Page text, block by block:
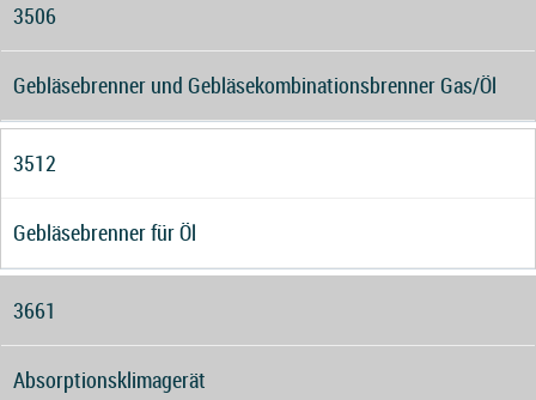
3506
Gebläsebrenner und Gebläsekombinationsbrenner Gas/Öl
3512
Gebläsebrenner für Öl
3661
Absorptionsklimagerät